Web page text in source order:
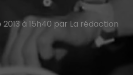
à 15h40 par La rédaction